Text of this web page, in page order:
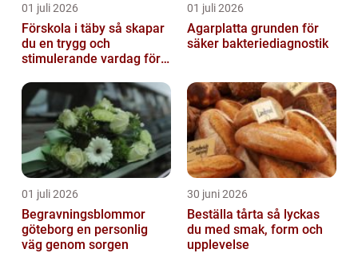
01 juli 2026
Förskola i täby så skapar
du en trygg och
stimulerande vardag för
01 juli 2026
Agarplatta grunden för
säker bakteriediagnostik
01 juli 2026
Begravningsblommor
göteborg en personlig
väg genom sorgen
30 juni 2026
Beställa tårta så lyckas
du med smak, form och
upplevelse